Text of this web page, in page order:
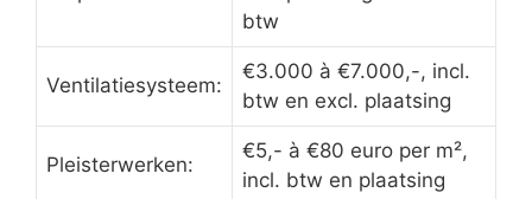
btw
Ventilatiesysteem:
€3.000 à €7.000,-, incl.
btw en excl. plaatsing
Pleisterwerken:
€5,- à €80 euro per m²,
incl. btw en plaatsing